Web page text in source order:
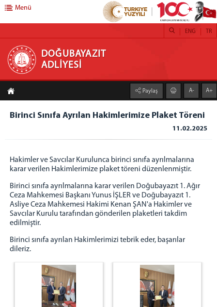
DOĞUBAYAZIT ADLİYESİ
ANASAYFA
ADLİYEMİZ
Doğubayazıt Adliyesi
İcra Müdürlüğü
Mülhakat Adliyesi
Diyadin Adliyesi
Diyadin Adliyesi Cumhuriyet Başsavcılığı ve
Mahkemeler
Diyadin Adliyesi Resim Galerisi
Denetimli Serbestlik Müdürlüğü
Doğubayazıt T Tipi Kapalı ve Açık Ceza İnfaz
Kurumu
Adli Destek ve Mağdur Hizmetleri Müdürlüğü
Faaliyet Raporları
BAŞSAVCILIK
Menü
DOĞUBAYAZIT
ADLİYESİ
TR
ENG
Paylaş A- A+
Birinci Sınıfa Ayrılan Hakimlerimize Plaket Töreni
11.02.2025
Hakimler ve Savcılar Kurulunca birinci sınıfa ayrılmalarına
karar verilen Hakimlerimize plaket töreni düzenlenmiştir.
Birinci sınıfa ayrılmalarına karar verilen Doğubayazıt 1. Ağır
Ceza Mahkemesi Başkanı Yunus İŞLER ve Doğubayazıt 1.
Asliye Ceza Mahkemesi Hakimi Kenan ŞAN'a Hakimler ve
Savcılar Kurulu tarafından gönderilen plaketleri takdim
edilmiştir.
Birinci sınıfa ayrılan Hakimlerimizi tebrik eder, başarılar
dileriz.